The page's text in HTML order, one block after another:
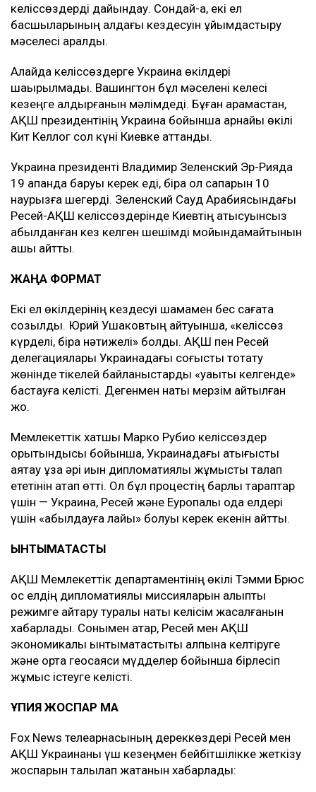
келіссөздерді дайындау. Сондай-ақ, екі ел
басшыларының алдағы кездесуін ұйымдастыру
мәселесі қаралды.
Алайда келіссөздерге Украина өкілдері
шақырылмады. Вашингтон бұл мәселені келесі
кезеңге қалдырғанын мәлімдеді. Бұған қарамастан,
АҚШ президентінің Украина бойынша арнайы өкілі
Кит Келлог сол күні Киевке аттанды.
Украина президенті Владимир Зеленский Эр-Риядқа
19 ақпанда баруы керек еді, бірақ ол сапарын 10
наурызға шегерді. Зеленский Сауд Арабиясындағы
Ресей-АҚШ келіссөздерінде Киевтің қатысуынсыз
қабылданған кез келген шешімді мойындамайтынын
ашық айтты.
ЖАҢА ФОРМАТ
Екі ел өкілдерінің кездесуі шамамен бес сағатқа
созылды. Юрий Ушаковтың айтуынша, «келіссөз
күрделі, бірақ нәтижелі» болды. АҚШ пен Ресей
делегациялары Украинадағы соғысты тоқтату
жөнінде тікелей байланыстарды «уақыты келгенде»
бастауға келісті. Дегенмен нақты мерзім айтылған
жоқ.
Мемлекеттік хатшы Марко Рубио келіссөздер
қорытындысы бойынша, Украинадағы қақтығысты
аяқтау ұзақ әрі қиын дипломатиялық жұмысты талап
ететінін атап өтті. Ол бұл процестің барлық тараптар
үшін — Украина, Ресей және Еуропалық одақ елдері
үшін «қабылдауға лайық» болуы керек екенін айтты.
ЫНТЫМАҚТАСТЫҚ
АҚШ Мемлекеттік департаментінің өкілі Тэмми Брюс
қос елдің дипломатиялық миссияларын қалыпты
режимге қайтару туралы нақты келісім жасалғанын
хабарлады. Сонымен қатар, Ресей мен АҚШ
экономикалық ынтымақтастықты қалпына келтіруге
және ортақ геосаяси мүдделер бойынша бірлесіп
жұмыс істеуге келісті.
ҚҰПИЯ ЖОСПАР МА
Fox News телеарнасының дереккөздері Ресей мен
АҚШ Украинаны үш кезеңмен бейбітшілікке жеткізу
жоспарын талқылап жатқанын хабарлады: